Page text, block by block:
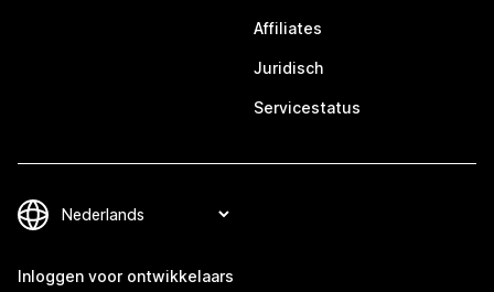
Affiliates
Juridisch
Servicestatus
Inloggen voor ontwikkelaars